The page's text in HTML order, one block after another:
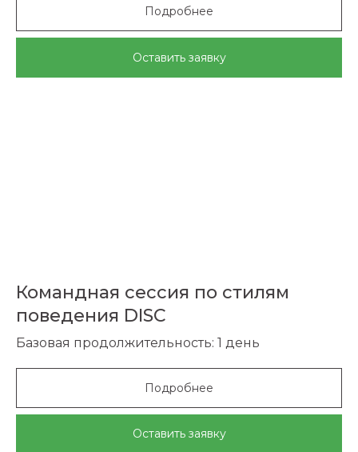
Подробнее
Оставить заявку
Командная сессия по стилям
поведения DISC
Базовая продолжительность: 1 день
Подробнее
Оставить заявку